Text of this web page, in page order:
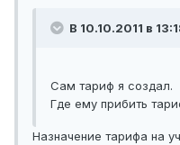
В 10.10.2011 в
Сам тариф я создал.
Где ему прибить
Назначение тарифа на